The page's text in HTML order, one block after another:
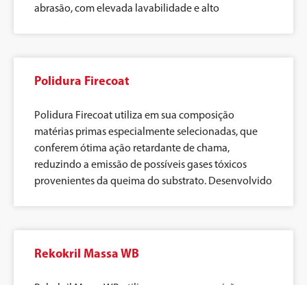
abrasão, com elevada lavabilidade e alto
Polidura Firecoat
Polidura Firecoat utiliza em sua composição
matérias primas especialmente selecionadas, que
conferem ótima ação retardante de chama,
reduzindo a emissão de possíveis gases tóxicos
provenientes da queima do substrato. Desenvolvido
Rekokril Massa WB